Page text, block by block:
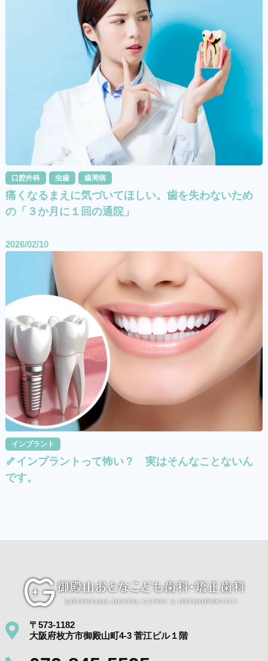
口腔外科 虫歯 歯周病
痛くなるまえに気づいてほしい。歯を失わないため
の「３か月に１回の通院」
2026/02/10
インプラント
🦴インプラントって怖い？ 実はそんなことないん
です。
〒573-1182
大阪府枚方市御殿山町4-3 菅江ビル１階